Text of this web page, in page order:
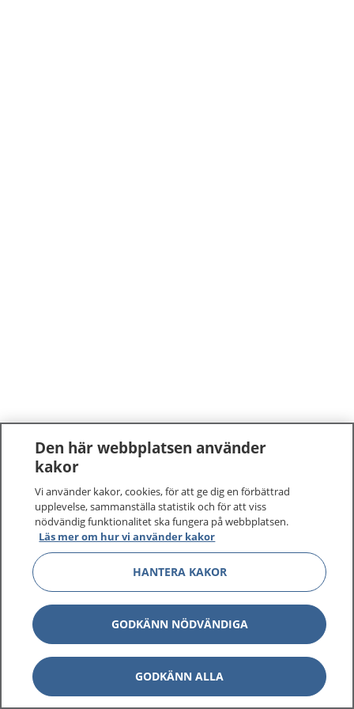
Den här webbplatsen använder
kakor
Vi använder kakor, cookies, för att ge dig en förbättrad
upplevelse, sammanställa statistik och för att viss
nödvändig funktionalitet ska fungera på webbplatsen.
Läs mer om hur vi använder kakor
HANTERA KAKOR
GODKÄNN NÖDVÄNDIGA
GODKÄNN ALLA